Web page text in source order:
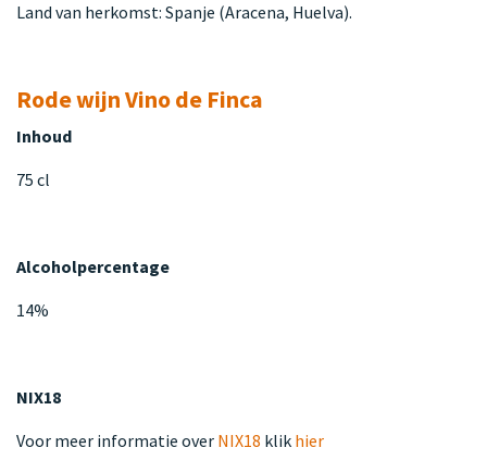
Land van herkomst: Spanje (Aracena, Huelva).
Rode wijn Vino de Finca
Inhoud
75 cl
Alcoholpercentage
14%
NIX18
Voor meer informatie over NIX18 klik hier